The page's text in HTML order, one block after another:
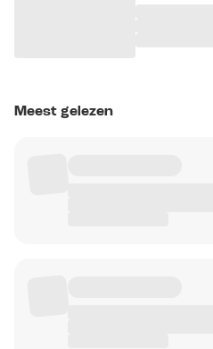
Meest gelezen